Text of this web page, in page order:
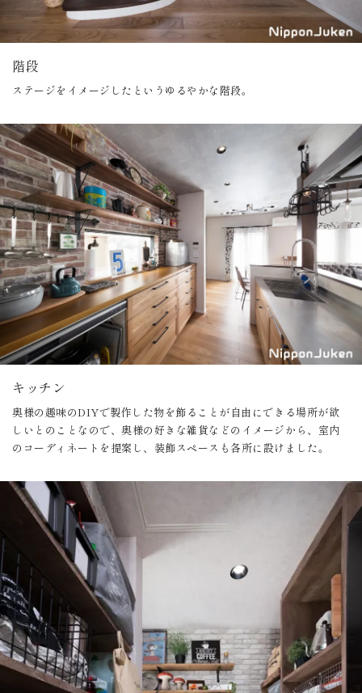
階段
ステージをイメージしたというゆるやかな階段。
キッチン
奥様の趣味のDIYで製作した物を飾ることが自由にできる場所が欲
しいとのことなので、奥様の好きな雑貨などのイメージから、室内
のコーディネートを提案し、装飾スペースも各所に設けました。